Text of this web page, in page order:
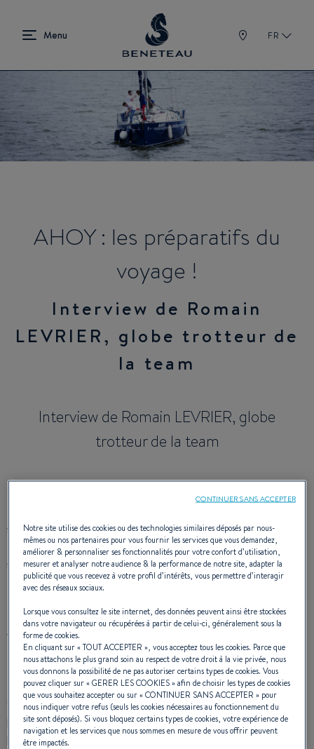
FR
AHOY : les préparatifs du
voyage !
Interview de Romain
LEVRIER, globe trotteur de
la team
Interview de Romain LEVRIER, globe
trotteur de la team
septembre prochain pour une traversée de l'Atlantique à
bord d'un Oceanis 411 Clipper. Leur objectif ? Sensibiliser
sur la lutte contre la mucoviscidose et le don d'organes.
BONJOUR ROMAIN, OU SE TROUVE LE
VOILIER ET QUEL EST VOTRE
PROGRAMME AVANT LE DEPART ?
Depuis début juin, le voilier est amarré au port de Saint Gilles
Croix de Vie, au ponton visiteurs. Aujourd'hui, nous avons
presque terminé les travaux et les aménagements du bateau
pour optimiser la traversée. Il ne nous reste plus que
Notre site utilise des cookies ou des technologies similaires déposés par nous-
mêmes ou nos partenaires pour vous fournir les services que vous demandez,
améliorer & personnaliser ses fonctionnalités pour votre confort d’utilisation,
mesurer et analyser notre audience & la performance de notre site, adapter la
publicité que vous recevez à votre profil d’intérêts, vous permettre d’interagir
avec des réseaux sociaux.
Lorsque vous consultez le site internet, des données peuvent ainsi être stockées
dans votre navigateur ou récupérées à partir de celui-ci, généralement sous la
forme de cookies.
En cliquant sur «TOUT ACCEPTER », vous acceptez tous les cookies. Parce que
nous attachons le plus grand soin au respect de votre droit à la vie privée, nous
vous donnons la possibilité de ne pas autoriser certains types de cookies. Vous
pouvez cliquer sur «GERER LES COOKIES» afin de choisir les types de cookies
que vous souhaitez accepter ou sur «CONTINUER SANS ACCEPTER » pour
nous indiquer votre refus (seuls les cookies nécessaires au fonctionnement du
site sont déposés). Si vous bloquez certains types de cookies, votre expérience de
navigation et les services que nous sommes en mesure de vous offrir peuvent
être impactés.
CONTINUER SANS ACCEPTER